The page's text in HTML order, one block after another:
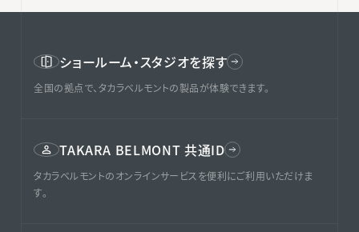
ショールーム・スタジオを探す
全国の拠点で、タカラベルモントの製品が体験できます。
TAKARA BELMONT 共通ID
タカラベルモントのオンラインサービスを便利にご利用いただけま
す。